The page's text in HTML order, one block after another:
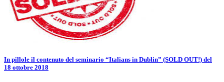
In pillole il contenuto del seminario “Italians in Dublin” (SOLD OUT!) del
18 ottobre 2018